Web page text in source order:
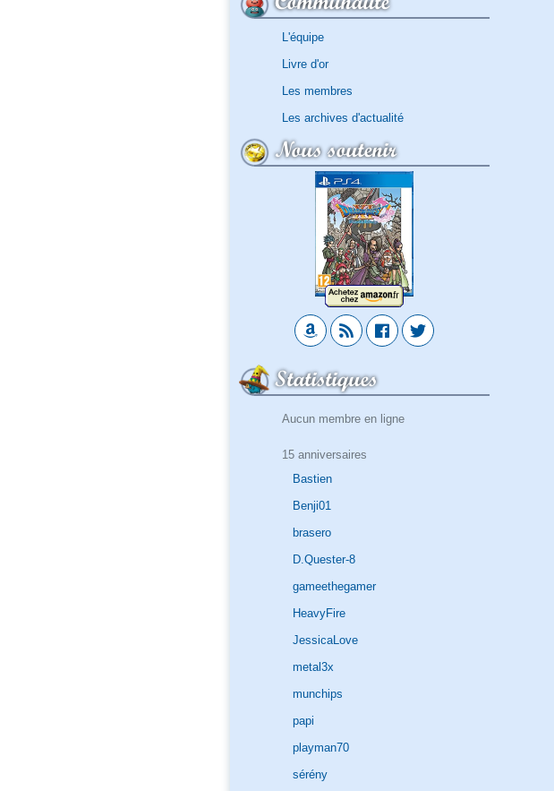
L'équipe
Livre d'or
Les membres
Les archives d'actualité
Nous soutenir
Statistiques
Aucun membre en ligne
15 anniversaires
Bastien
Benji01
brasero
D.Quester-8
gameethegamer
HeavyFire
JessicaLove
metal3x
munchips
papi
playman70
sérény